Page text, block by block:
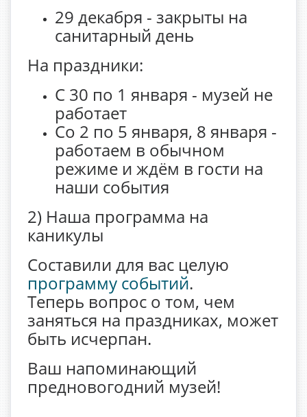
29 декабря - закрыты на
санитарный день
На праздники:
С 30 по 1 января - музей не
работает
Со 2 по 5 января, 8 января -
работаем в обычном
режиме и ждём в гости на
наши события
2) Наша программа на
каникулы
Составили для вас целую
программу событий.
Теперь вопрос о том, чем
заняться на праздниках, может
быть исчерпан.
Ваш напоминающий
предновогодний музей!